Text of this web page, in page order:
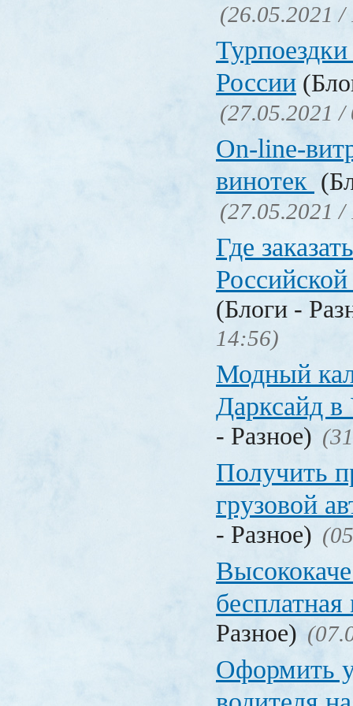
(26.05.2021 /
России
(27.05.2021 /
On-line-
винотек
(27.05.2021 /
Где
(Блоги -
14:56)
Модный
Дарксайд в
- Разное)
Получить
грузовой
- Разное)
Разное)
Оформить